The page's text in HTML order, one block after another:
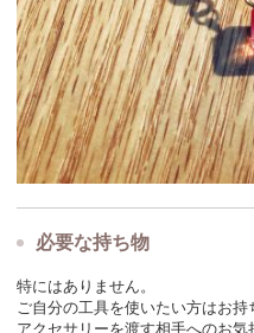
必要な持ち物
特にはありません。
ご自分の工具を使いたい方はお持
アクセサリーを渡す相手へのお気